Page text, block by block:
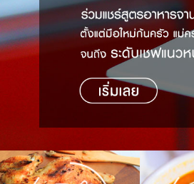
เปรียบเทียบหน่วยการตวง
เปรียบเทียบอุณหภูมิ
เปรียบเทียบน้ำหนักวัตถุดิบ
ชั่งตวงเนย
FoodPedia
สร้าง Cookbook